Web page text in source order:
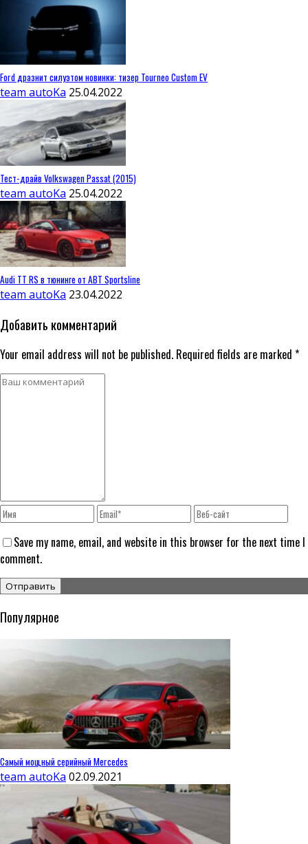
Ford дразнит силуэтом новинки: тизер Tourneo Custom EV
team autoKa 25.04.2022
Тест-драйв Volkswagen Passat (2015)
team autoKa 25.04.2022
Audi TT RS в тюнинге от ABT Sportsline
team autoKa 23.04.2022
Добавить комментарий
Your email address will not be published. Required fields are marked *
Save my name, email, and website in this browser for the next time I
comment.
Популярное
Самый мощный серийный Mercedes
team autoKa 02.09.2021